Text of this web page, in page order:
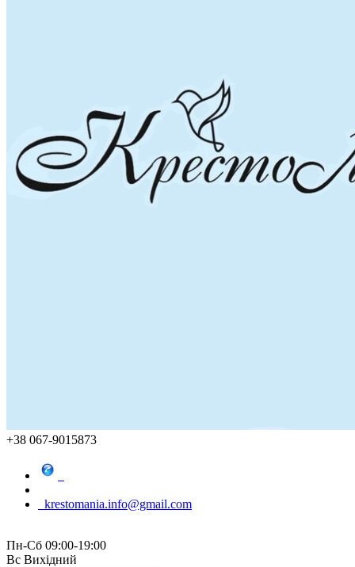
+38 067-9015873
krestomania.info@gmail.com
Пн-Сб 09:00-19:00
Вс Вихідний